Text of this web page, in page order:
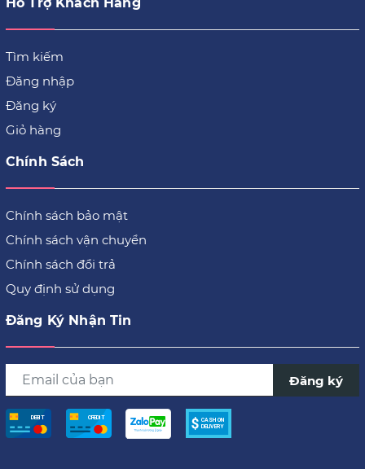
Hỗ Trợ Khách Hàng
Tìm kiếm
Đăng nhập
Đăng ký
Giỏ hàng
Chính Sách
Chính sách bảo mật
Chính sách vận chuyển
Chính sách đổi trả
Quy định sử dụng
Đăng Ký Nhận Tin
Đăng ký